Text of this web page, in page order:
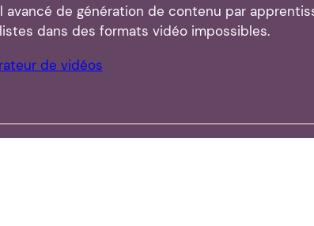
de génération de contenu par
dans des formats vidéo impossibles.
de vidéos